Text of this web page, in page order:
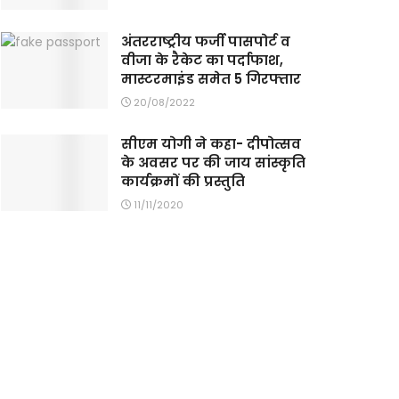
अंतरराष्ट्रीय फर्जी पासपोर्ट व
वीजा के रैकेट का पर्दाफाश,
मास्टरमाइंड समेत 5 गिरफ्तार
20/08/2022
सीएम योगी ने कहा- दीपोत्सव
के अवसर पर की जाय सांस्कृति
कार्यक्रमों की प्रस्तुति
11/11/2020